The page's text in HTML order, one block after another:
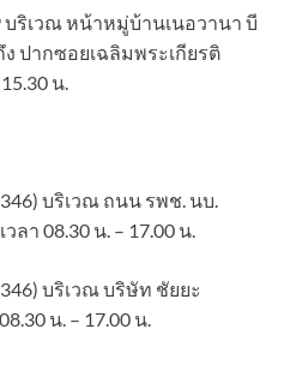
ริเวณ หน้าหมู่บ้านเนอวานา บี
ปากซอยเฉลิมพระเกียรติ
น.
บริเวณ ถนน รพช. นบ.
ลา 08.30 น. – 17.00 น.
บริเวณ บริษัท ชัยยะ
น. – 17.00 น.